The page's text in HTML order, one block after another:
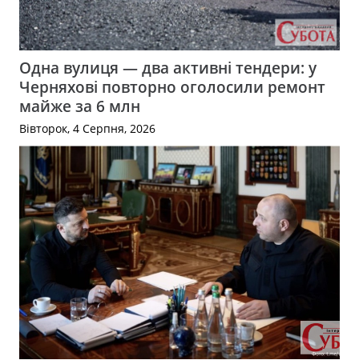
Одна вулиця — два активні тендери: у
Черняхові повторно оголосили ремонт
майже за 6 млн
Вівторок, 4 Серпня, 2026